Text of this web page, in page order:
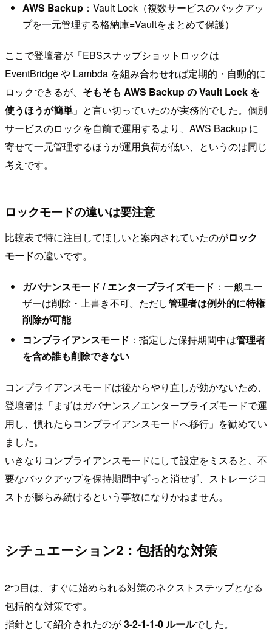
AWS Backup：Vault Lock（複数サービスのバックアッ
プを一元管理する格納庫=Vaultをまとめて保護）
ここで登壇者が「EBSスナップショットロックは
EventBridge や Lambda を組み合わせれば定期的・自動的に
ロックできるが、 そもそも AWS Backup の Vault Lock を
使うほうが簡単 」と言い切っていたのが実務的でした。個別
サービスのロックを自前で運用するより、AWS Backup に
寄せて一元管理するほうが運用負荷が低い、というのは同じ
考えです。
ロックモードの違いは要注意
比較表で特に注目してほしいと案内されていたのがロック
モードの違いです。
ガバナンスモード / エンタープライズモード ：一般ユー
ザーは削除・上書き不可。ただし管理者は例外的に特権
削除が可能
コンプライアンスモード ：指定した保持期間中は管理者
を含め誰も削除できない
コンプライアンスモードは後からやり直しが効かないため、
登壇者は「まずはガバナンス／エンタープライズモードで運
用し、慣れたらコンプライアンスモードへ移行」を勧めてい
ました。
いきなりコンプライアンスモードにして設定をミスると、不
要なバックアップを保持期間中ずっと消せず、ストレージコ
ストが膨らみ続けるという事故になりかねません。
シチュエーション2：包括的な対策
2つ目は、すぐに始められる対策のネクストステップとなる
包括的な対策です。
指針として紹介されたのが3-2-1-1-0 ルールでした。